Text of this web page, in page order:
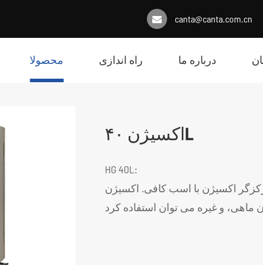
canta@canta.com.cn
محصولا راه اندازی درباره ما
اکسیژن ۴۰L
HG 40L:
اکسیژن با اسب کافی. اکسیژن